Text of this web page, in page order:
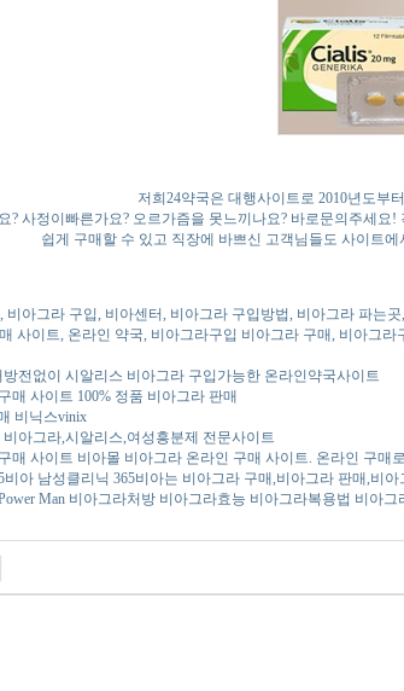
저희24약국은 대행사이트로 2010년도부
? 사정이빠른가요? 오르가즘을 못느끼나요? 바로문의주세
쉽게 구매할 수 있고 직장에 바쁘신 고객님들도 사이트
비아그라 구입, 비아센터, 비아그라 구입방법, 비아그라 파는
사이트, 온라인 약국, 비아그라구입 비아그라 구매, 비아그
전없이 시알리스 비아그라 구입가능한 온라인약국사이트
매 사이트 100% 정품 비아그라 판매
비닉스vinix
아그라,시알리스,여성흥분제 전문사이트
매 사이트 비아몰 비아그라 온라인 구매 사이트. 온라인 구매
비아 남성클리닉 365비아는 비아그라 구매,비아그라 판매,비
Man 비아그라처방 비아그라효능 비아그라복용법 비아